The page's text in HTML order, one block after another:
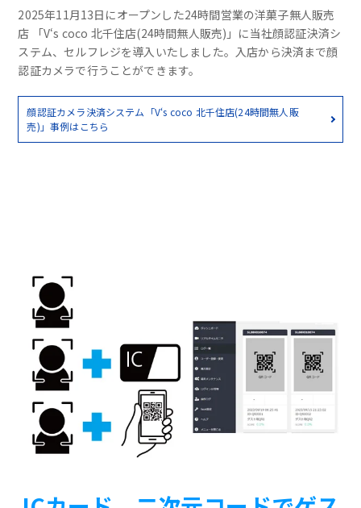
2025年11月13日にオープンした24時間営業の洋菓子無人販売
店 「V‘s coco 北千住店(24時間無人販売)」に当社顔認証決済シ
ステム、セルフレジを導入いたしました。入店から決済まで顔
認証カメラで行うことができます。
顔認証カメラ決済システム「V‘s coco 北千住店(24時間無人販
売)」事例はこちら